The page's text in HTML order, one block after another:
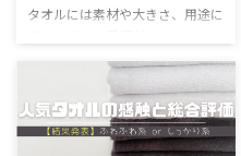
タオルには素材や大きさ、用途に
性用のアイテム選びは、実用性と
くさん。 贈り物を考えると、ど
んなものを渡せばいいのかと悩ん
でしまいますよね。 今回は特に